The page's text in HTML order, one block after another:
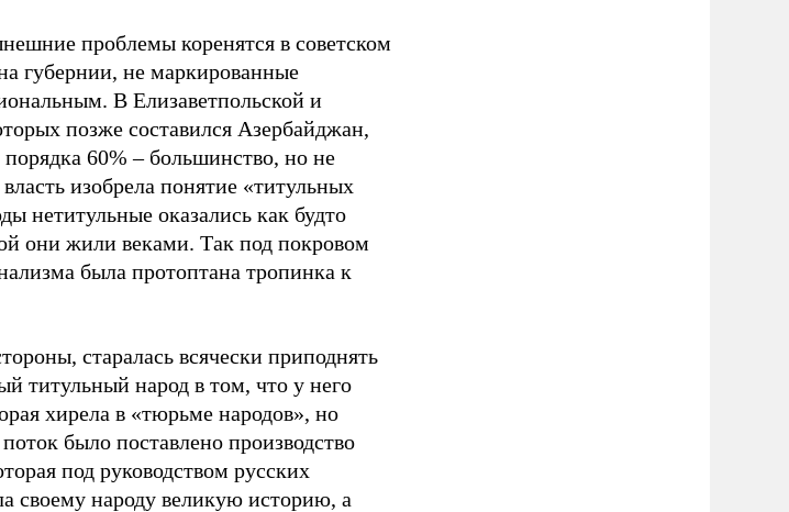
проблемы коренятся в советском
губернии, не маркированные
В Елизаветпольской и
позже составился Азербайджан,
60% – большинство, но не
изобрела понятие «титульных
нетитульные оказались как будто
они жили веками. Так под покровом
была протоптана тропинка к
старалась всячески приподнять
титульный народ в том, что у него
хирела в «тюрьме народов», но
было поставлено производство
под руководством русских
своему народу великую историю, а